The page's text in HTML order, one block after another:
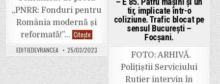
teritoriului
și
de
planificare
urbană
în
comuna
Bordești,
județul
Vrancea;
Realizare
stații
„Realizare
de
vehicule
electrice
Comuna
Bolotești
Comuna
Țifești,
Vrancea”
„PNRR: Fonduri pentru
România modernă și
reformată!”… Citește
COMUNA
BĂLEȘTI
anunță
începerea
proiectului
„Digitalizarea
serviciilor
EDITIEDEVRANCEA 25/03/2023
tir, implicate într-o
coliziune. Trafic blocat pe
sensul București –
Focșani.
FOTO: ARHIVĂ.
Polițiștii Serviciului
Rutier intervin în